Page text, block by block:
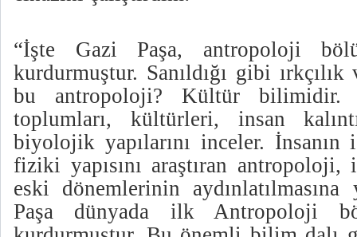
“İşte Gazi Paşa, antropoloji
kurdurmuştur. Sanıldığı gibi
bu antropoloji? Kültür bilimidir.
toplumları, kültürleri, insan
biyolojik yapılarını inceler. İnsanın
fiziki yapısını araştıran
eski dönemlerinin aydınlatılmasına
Paşa dünyada ilk Antropoloji